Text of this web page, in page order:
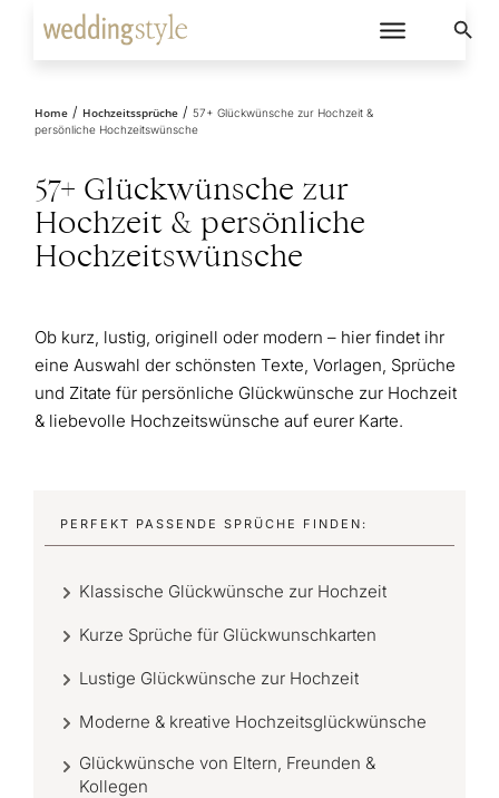
Home / Hochzeitssprüche / 57+ Glückwünsche zur Hochzeit &
persönliche Hochzeitswünsche
57+ Glückwünsche zur
Hochzeit & persönliche
Hochzeitswünsche
Ob kurz, lustig, originell oder modern – hier findet ihr
eine Auswahl der schönsten Texte, Vorlagen, Sprüche
und Zitate für persönliche Glückwünsche zur Hochzeit
& liebevolle Hochzeitswünsche auf eurer Karte.
PERFEKT PASSENDE SPRÜCHE FINDEN:
Klassische Glückwünsche zur Hochzeit
Kurze Sprüche für Glückwunschkarten
Lustige Glückwünsche zur Hochzeit
Moderne & kreative Hochzeitsglückwünsche
Glückwünsche von Eltern, Freunden &
Kollegen